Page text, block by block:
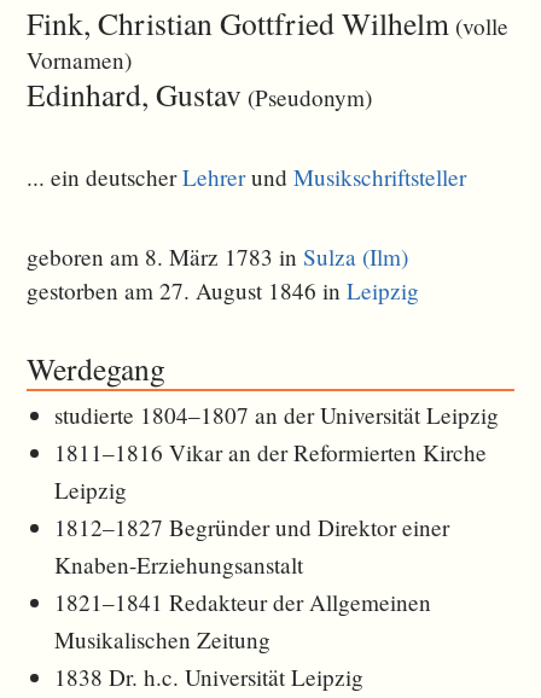
Fink, Christian Gottfried Wilhelm (volle
Vornamen)
Edinhard, Gustav (Pseudonym)
... ein deutscherLehrerundMusikschriftsteller
geboren am 8. März 1783 inSulza (Ilm)
gestorben am 27. August 1846 inLeipzig
Werdegang
studierte 1804–1807 an der Universität Leipzig
1811–1816 Vikar an der Reformierten Kirche
Leipzig
1812–1827 Begründer und Direktor einer
Knaben-Erziehungsanstalt
1821–1841 Redakteur der Allgemeinen
Musikalischen Zeitung
1838 Dr. h.c. Universität Leipzig